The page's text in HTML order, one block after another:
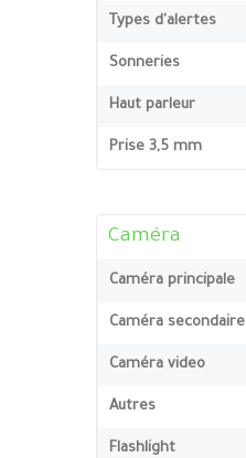
Types d'alertes
Sonneries
Haut parleur
Prise 3,5 mm
Caméra
Caméra principale
Caméra secondaire
Caméra video
Autres
Flashlight